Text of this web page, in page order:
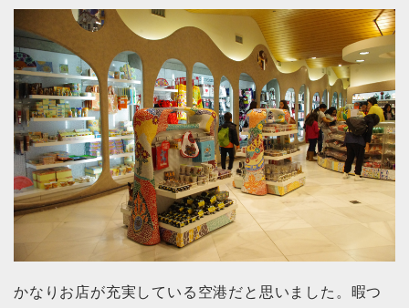
かなりお店が充実している空港だと思いました。暇つ